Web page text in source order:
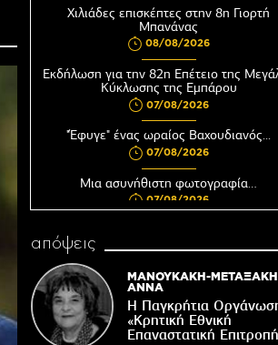
Χιλιάδες επισκέπτες στην 8η Γιορτή
Μπανάνας
08/08/2026
Εκδήλωση για την 82η Επέτειο της
Κύκλωσης της Εμπάρου
07/08/2026
"Έφυγε" ένας ωραίος Βαχουδιανός...
07/08/2026
Μια ασυνήθιστη φωτογραφία…
07/08/2026
Ο Αφέντης Χριστός του Αγίου Βασιλείου
Βιάννου-Τόπος πίστης, μνήμης και
παράδοσης
06/08/2026
απόψεις
ΜΑΝΟΥΚΑΚΗ-ΜΕΤΑΞΑΚΗ
ΑΝΝΑ
Η Παγκρήτια
«Κρητική Εθνική
Επαναστατική